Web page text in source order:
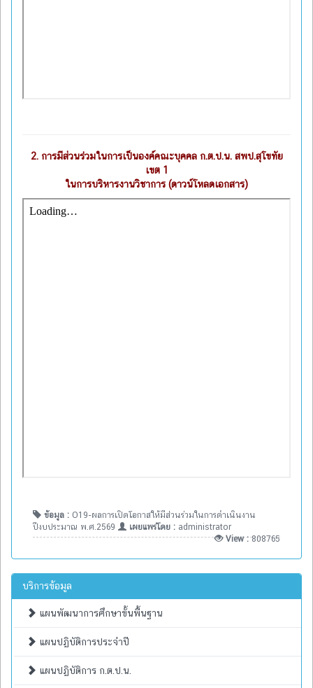
2. การมีส่วนร่วมในการเป็นองค์คณะบุคคล ก.ต.ป.น. สพป.สุโขทัย
เขต 1
ในการบริหารงานวิชาการ (ดาวน์โหลดเอกสาร)
ข้อมูล : O19-ผลการเปิดโอกาสให้มีส่วนร่วมในการดำเนินงาน
ปีงบประมาณ พ.ศ.2569
เผยแพร่โดย : administrator
View :808765
บริการข้อมูล
แผนพัฒนาการศึกษาขั้นพื้นฐาน
แผนปฏิบัติการประจำปี
แผนปฏิบัติการ ก.ต.ป.น.